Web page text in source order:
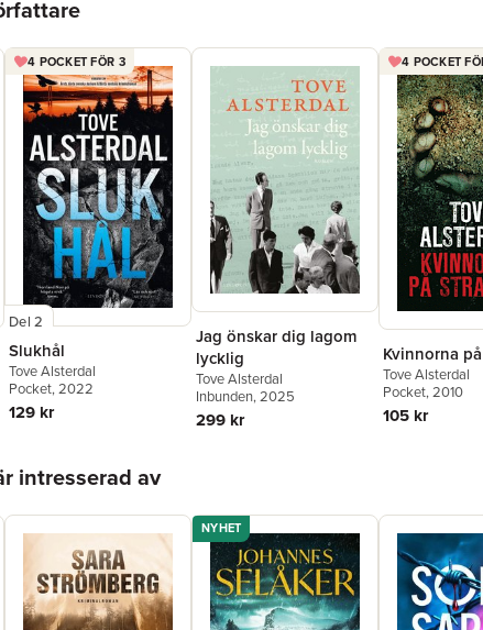
4 POCKET FÖR 3
Del 2
Slukhål
Tove Alsterdal
Pocket, 2022
129 kr
Jag önskar dig lagom
lycklig
Tove Alsterdal
Inbunden, 2025
299 kr
4 POCKET
Kvinnorna
Tove Alsterdal
Pocket, 2010
105 kr
intresserad av
NYHET